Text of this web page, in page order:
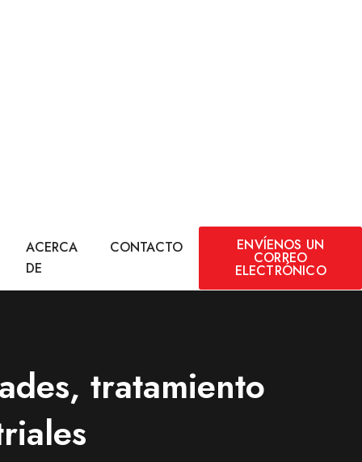
ACERCA
DE
CONTACTO ENVÍENOS UN
CORREO
ELECTRÓNICO
tratamiento